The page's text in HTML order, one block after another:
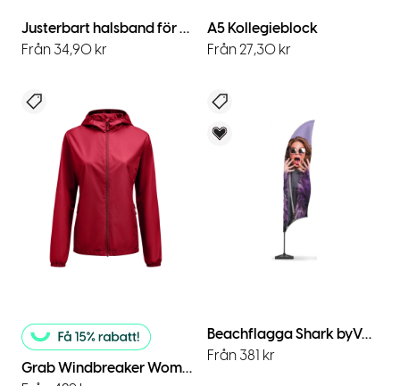
Justerbart halsband för smartphone
Från 34,90 kr
A5 Kollegieblock
Från 27,30 kr
Grab Windbreaker Women
Voky Rekommenderar
Beachflagga Shark byVoky
Från 381 kr